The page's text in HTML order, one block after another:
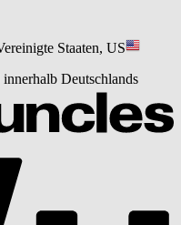
Staaten, US
Deutschlands